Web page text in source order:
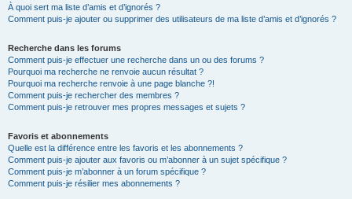
À quoi sert ma liste d’amis et d’ignorés ?
Comment puis-je ajouter ou supprimer des utilisateurs de ma liste d’amis et d’ignorés ?
Recherche dans les forums
Comment puis-je effectuer une recherche dans un ou des forums ?
Pourquoi ma recherche ne renvoie aucun résultat ?
Pourquoi ma recherche renvoie à une page blanche ?!
Comment puis-je rechercher des membres ?
Comment puis-je retrouver mes propres messages et sujets ?
Favoris et abonnements
Quelle est la différence entre les favoris et les abonnements ?
Comment puis-je ajouter aux favoris ou m’abonner à un sujet spécifique ?
Comment puis-je m’abonner à un forum spécifique ?
Comment puis-je résilier mes abonnements ?